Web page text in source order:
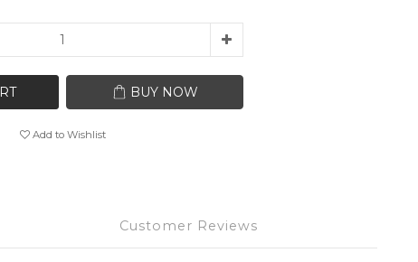
BUY NOW
Add to Wishlist
Customer Reviews